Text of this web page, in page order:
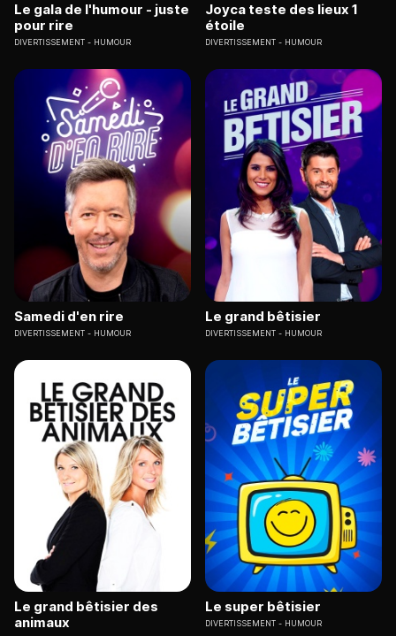
Le gala de l'humour - juste
pour rire
DIVERTISSEMENT HUMOUR
Joyca teste des lieux 1
étoile
DIVERTISSEMENT HUMOUR
Samedi d'en rire
DIVERTISSEMENT HUMOUR
Le grand bêtisier
DIVERTISSEMENT HUMOUR
Le grand bêtisier des
animaux
Le super bêtisier
DIVERTISSEMENT HUMOUR